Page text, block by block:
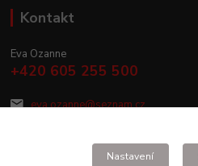
Kontakt
Eva Ozanne
+420 605 255 500
eva.ozanne@seznam.cz
Nastavení